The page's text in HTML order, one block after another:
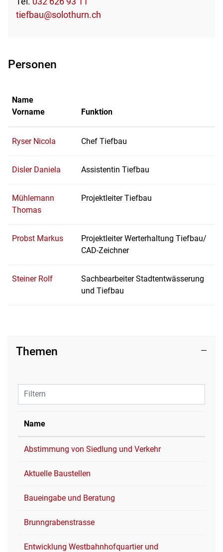
tiefbau@solothurn.ch
Personen
Name
Vorname
Funktion
Ryser Nicola Chef Tiefbau
Disler Daniela Assistentin Tiefbau
Mühlemann
Thomas
Projektleiter Tiefbau
Probst Markus
Projektleiter Werterhaltung Tiefbau/
CAD-Zeichner
Steiner Rolf
Sachbearbeiter Stadtentwässerung
und Tiefbau
Themen
Filtern
Name
Abstimmung von Siedlung und Verkehr
Aktuelle Baustellen
Baueingabe und Beratung
Brunngrabenstrasse
Entwicklung Westbahnhofquartier und